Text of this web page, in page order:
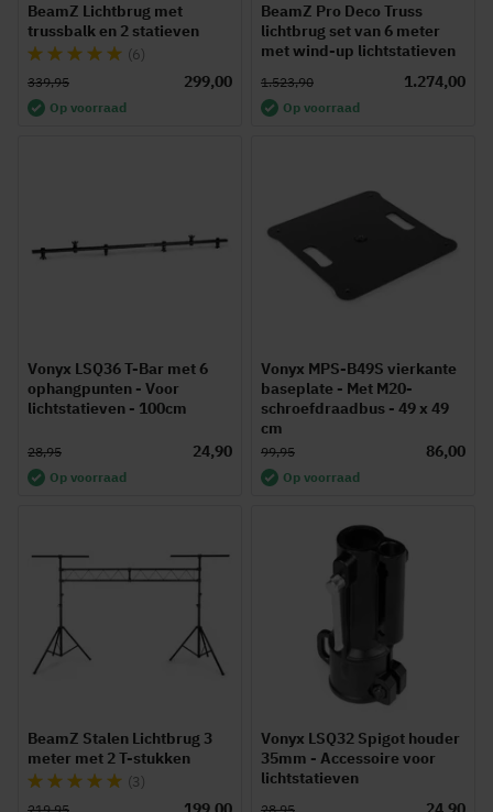
BeamZ Lichtbrug met
trussbalk en 2 statieven
Waardering:
97%
(6)
299,00
339,95
Op voorraad
BeamZ Pro Deco Truss
lichtbrug set van 6 meter
met wind-up lichtstatieven
1.274,00
1.523,90
Op voorraad
Vonyx LSQ36 T-Bar met 6
ophangpunten - Voor
lichtstatieven - 100cm
24,90
28,95
Op voorraad
Vonyx MPS-B49S vierkante
baseplate - Met M20-
schroefdraadbus - 49 x 49
cm
86,00
99,95
Op voorraad
BeamZ Stalen Lichtbrug 3
meter met 2 T-stukken
Waardering:
100%
(3)
Vonyx LSQ32 Spigot houder
35mm - Accessoire voor
lichtstatieven